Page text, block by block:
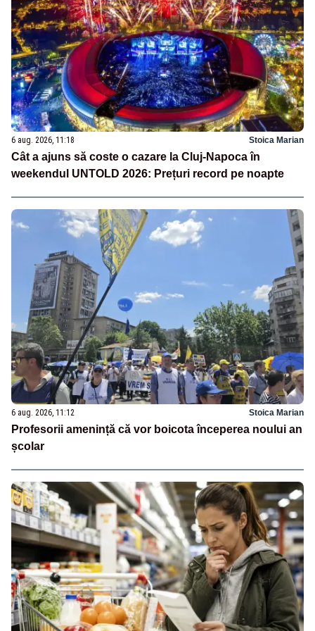
6 aug. 2026, 11:18 Stoica Marian
Cât a ajuns să coste o cazare la Cluj-Napoca în
weekendul UNTOLD 2026: Prețuri record pe noapte
6 aug. 2026, 11:12 Stoica Marian
Profesorii amenință că vor boicota începerea noului an
școlar